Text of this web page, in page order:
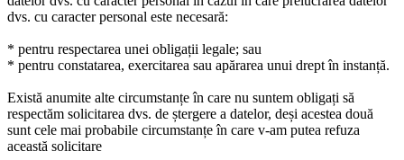
dvs. cu caracter personal este necesară:
* pentru respectarea unei obligații legale; sau
* pentru constatarea, exercitarea sau apărarea unui drept în instanță.
Există anumite alte circumstanțe în care nu suntem obligați să
respectăm solicitarea dvs. de ștergere a datelor, deși acestea două
sunt cele mai probabile circumstanțe în care v-am putea refuza
această solicitare